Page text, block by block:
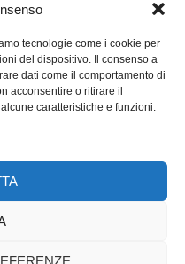
tecnologie come i cookie per
del dispositivo. Il consenso a
dati come il comportamento di
acconsentire o ritirare il
caratteristiche e funzioni.